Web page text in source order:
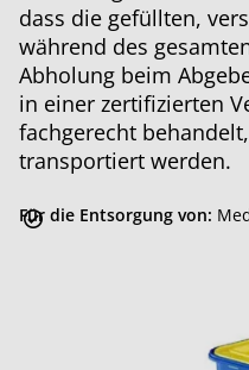
dass die gefüllten,
während des
Abholung beim
in einer zertifizierten
fachgerecht
transportiert werden.
Für die Entsorgung von: